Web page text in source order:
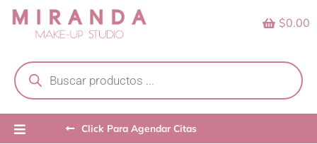
Skip
search
$0.00
Click Para Agendar Citas